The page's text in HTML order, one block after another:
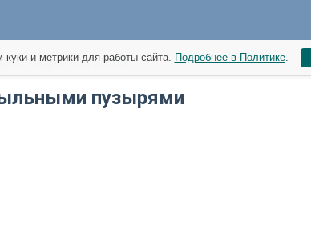
- идеи - 03 июля
пузырями
и метрики для работы сайта. Подробнее в Политике.